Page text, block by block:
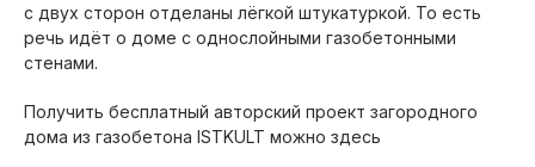
с двух сторон отделаны лёгкой штукатуркой. То есть
речь идёт о доме с однослойными газобетонными
стенами.
Получить бесплатный авторский проект загородного
дома из газобетона ISTKULT можно здесь